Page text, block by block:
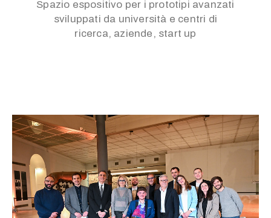
Spazio espositivo per i prototipi avanzati
sviluppati da università e centri di
ricerca, aziende, start up